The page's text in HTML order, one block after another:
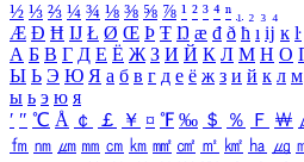
½ ⅓ ⅔ ¼ ¾ ⅛ ⅜ ⅝ ⅞ ¹ ² ³ ⁴ ⁿ ₁ ₂ ₃ ₄
Æ Ð Ħ Ĳ Ł Ø Œ Þ Ŧ Ŋ æ đ ð ħ ı ĳ ĸ ŀ
А Б В Г Д Е Ё Ж З И Й К Л М Н О
Ы Ь Э Ю Я а б в г д е ё ж з и й к л м
ы ь э ю я
′ ″ ℃ Å ￠ ￡ ￥ ¤ ℉ ‰ ＄ ％ Ｆ ￦
㎙ ㎚ ㎛ ㎜ ㎝ ㎞ ㎟ ㎠ ㎡ ㎢ ㏊ ㎍